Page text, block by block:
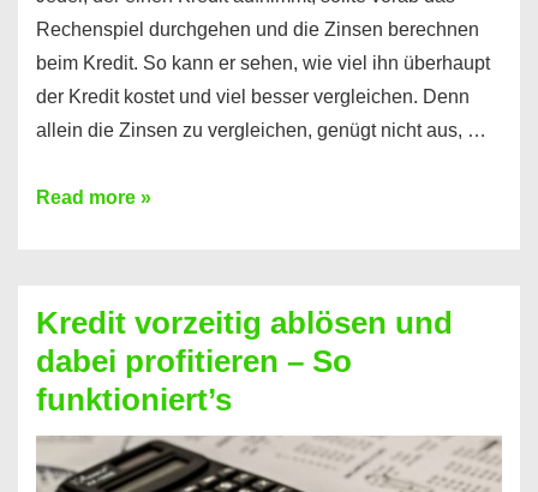
Rechenspiel durchgehen und die Zinsen berechnen
beim Kredit. So kann er sehen, wie viel ihn überhaupt
der Kredit kostet und viel besser vergleichen. Denn
allein die Zinsen zu vergleichen, genügt nicht aus, …
Ganz
Kredit
berechnen
–
Mit
diesen
Read more »
Kredit vorzeitig ablösen und
dabei profitieren – So
funktioniert’s